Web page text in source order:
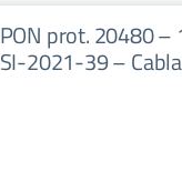
PON prot. 20480 –
SI-2021-39 –